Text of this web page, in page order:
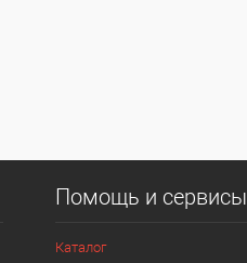
Помощь и сервисы
Каталог